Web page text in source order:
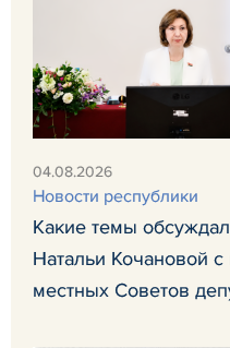
04.08.2026
Новости республики
Какие темы
Натальи Кочановой
местных Советов